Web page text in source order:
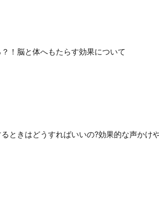
！脳と体へもたらす効果について
るときはどうすればいいの?効果的な声かけ